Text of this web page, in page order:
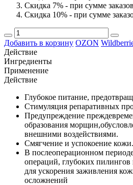
Скидка 7% - при сумме
Скидка 10% - при сумме
Добавить в корзину OZON
Действие
Ингредиенты
Применение
Действие
Глубокое питание,
Стимуляция репаративных
Предупреждение
образования
внешними воздействиями.
Смягчение и успокоение кожи.
В послеоперационном
операций, глубоких
для ускорения заживления
осложнений